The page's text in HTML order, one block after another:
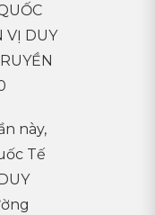
VỊ DUY
này,
Tế